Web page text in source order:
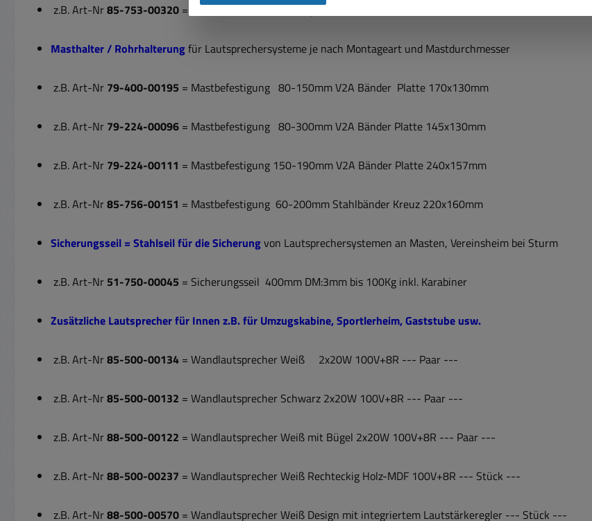
z.B. Art-Nr85-753-00320 = Stativflansch = Stativadapterhülse auf M8-Dorn ohne Schraube
Masthalter / Rohrhalterungfür Lautsprechersysteme je nach Montageart und Mastdurchmesser
z.B. Art-Nr 79-400-00195 = Mastbefestigung 80-150mm V2A Bänder Platte 170x130mm
z.B. Art-Nr 79-224-00096 = Mastbefestigung 80-300mm V2A Bänder Platte 145x130mm
z.B. Art-Nr 79-224-00111 = Mastbefestigung 150-190mm V2A Bänder Platte 240x157mm
z.B. Art-Nr85-756-00151 = Mastbefestigung 60-200mm Stahlbänder Kreuz 220x160mm
Sicherungsseil = Stahlseil für die Sicherungvon Lautsprechersystemen an Masten, Vereinsheim bei Sturm
z.B. Art-Nr 51-750-00045 = Sicherungsseil 400mm DM:3mm bis 100Kg inkl. Karabiner
Zusätzliche Lautsprecher für Innen z.B. für Umzugskabine, Sportlerheim, Gaststube usw.
z.B. Art-Nr85-500-00134 = Wandlautsprecher Weiß 2x20W 100V+8R --- Paar ---
z.B. Art-Nr85-500-00132 = Wandlautsprecher Schwarz 2x20W 100V+8R --- Paar ---
z.B. Art-Nr88-500-00122 = Wandlautsprecher Weiß mit Bügel 2x20W 100V+8R --- Paar ---
z.B. Art-Nr88-500-00237 = Wandlautsprecher Weiß Rechteckig Holz-MDF 100V+8R --- Stück ---
z.B. Art-Nr88-500-00570 = Wandlautsprecher Weiß Design mit integriertem Lautstärkeregler --- Stück ---